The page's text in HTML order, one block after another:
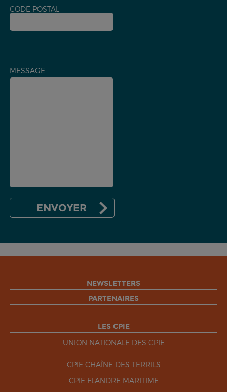
CODE POSTAL
MESSAGE
NEWSLETTERS
PARTENAIRES
LES CPIE
UNION NATIONALE DES CPIE
CPIE CHAÎNE DES TERRILS
CPIE FLANDRE MARITIME